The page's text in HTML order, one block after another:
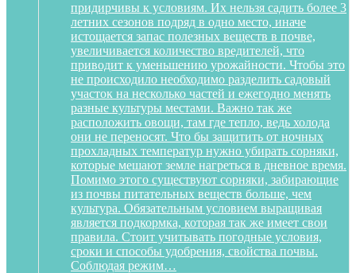
придирчивы к условиям. Их нельзя садить более 3
летних сезонов подряд в одно место, иначе
истощается запас полезных веществ в почве,
увеличивается количество вредителей, что
приводит к уменьшению урожайности. Чтобы это
не происходило необходимо разделить садовый
участок на несколько частей и ежегодно менять
разные культуры местами. Важно так же
расположить овощи, там где тепло, ведь холода
они не переносят. Что бы защитить от ночных
прохладных температур нужно убирать сорняки,
которые мешают земле нагреться в дневное время.
Помимо этого существуют сорняки, забирающие
из почвы питательных веществ больше, чем
культура. Обязательным условием выращивая
является подкормка, которая так же имеет свои
правила. Стоит учитывать погодные условия,
сроки и способы удобрения, свойства почвы.
Соблюдая режим…